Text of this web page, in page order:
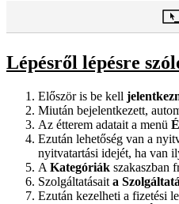
Lépésről lépésre
Először is be kell
Miután bejelentkezett,
Az étterem adatait a menü
Ezután lehetőség van a
nyitvatartási idejét, ha van
A Kategóriák szakaszban
Szolgáltatásait a
Ezután kezelheti a fizetési